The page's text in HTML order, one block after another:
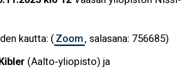
kautta: ( Zoom , salasana: 756685)
(Aalto-yliopisto) ja